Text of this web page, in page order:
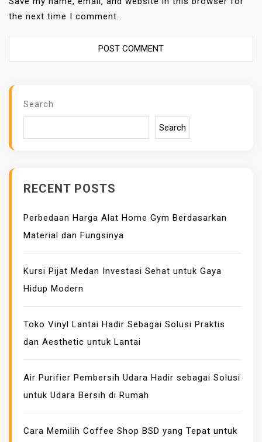
the next time I comment.
Search
Search
RECENT POSTS
Perbedaan Harga Alat Home Gym Berdasarkan
Material dan Fungsinya
Kursi Pijat Medan Investasi Sehat untuk Gaya
Hidup Modern
Toko Vinyl Lantai Hadir Sebagai Solusi Praktis
dan Aesthetic untuk Lantai
Air Purifier Pembersih Udara Hadir sebagai Solusi
untuk Udara Bersih di Rumah
Cara Memilih Coffee Shop BSD yang Tepat untuk